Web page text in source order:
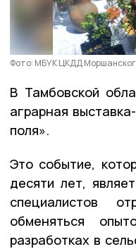
Фото: МБУК ЦКДД
В Тамбовской
аграрная
поля».
Это событие,
десяти лет,
специалистов
обменяться
разработках в